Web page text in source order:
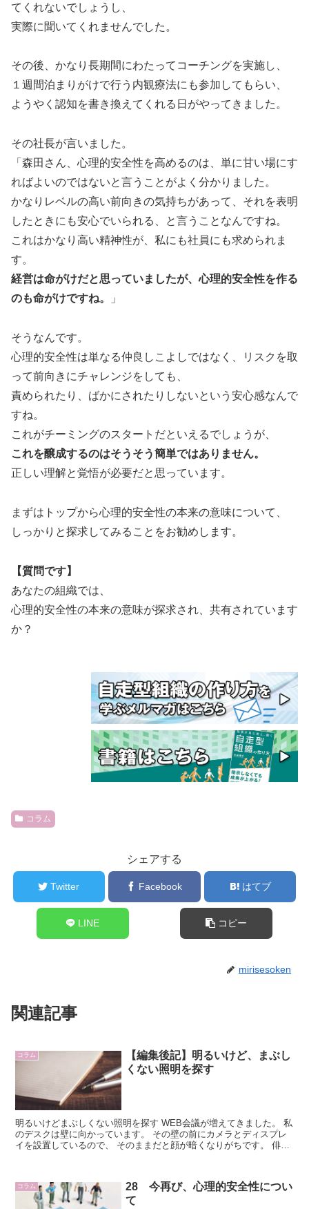
てくれないでしょうし、
実際に聞いてくれませんでした。
その後、かなり長期間にわたってコーチングを実施し、
１週間泊まりがけで行う内観療法にも参加してもらい、
ようやく認知を書き換えてくれる日がやってきました。
その社長が言いました。
「森田さん、心理的安全性を高めるのは、単に甘い場にす
ればよいのではないと言うことがよく分かりました。
かなりレベルの高い前向きの気持ちがあって、それを表明
したときにも安心でいられる、と言うことなんですね。
これはかなり高い精神性が、私にも社員にも求められま
す。
経営は命がけだと思っていましたが、心理的安全性を作る
のも命がけですね。
」
そうなんです。
心理的安全性は単なる仲良しこよしではなく、リスクを取
って前向きにチャレンジをしても、
責められたり、ばかにされたりしないという安心感なんで
すね。
これがチーミングのスタートだといえるでしょうが、
これを醸成するのはそうそう簡単ではありません。
正しい理解と覚悟が必要だと思っています。
まずはトップから心理的安全性の本来の意味について、
しっかりと探求してみることをお勧めします。
【質問です】
あなたの組織では、
心理的安全性の本来の意味が探求され、共有されています
か？
コラム
シェアする
Twitter Facebook はてブ
LINE コピー
mirisesoken
関連記事
コラム
【編集後記】明るいけど、まぶし
くない照明を探す
明るいけどまぶしくない照明を探す WEB会議が増えてきました。 私
のデスクは壁に向かっています。 その壁の前にカメラとディスプレ
イを設置しているので、 そのままだと顔が暗くなりがちです。 俳優
コラム
28 今再び、心理的安全性につい
て